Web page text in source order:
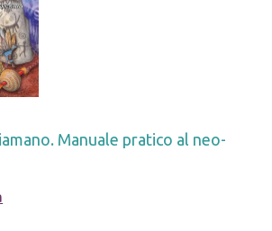
Manuale pratico al neo-